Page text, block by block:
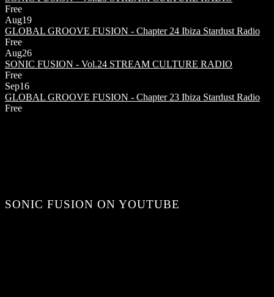
Free
Aug19
GLOBAL GROOVE FUSION - Chapter 24 Ibiza Stardust Radio
Free
Aug26
SONIC FUSION - Vol.24 STREAM CULTURE RADIO
Free
Sep16
GLOBAL GROOVE FUSION - Chapter 23 Ibiza Stardust Radio
Free
SONIC FUSION ON YOUTUBE